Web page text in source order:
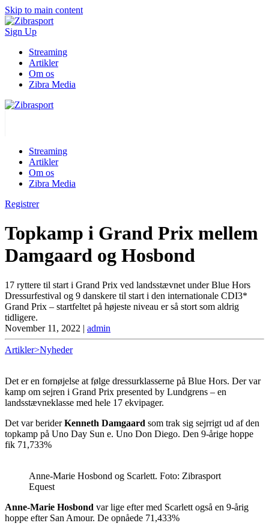
Skip to main content
Sign Up
Streaming
Artikler
Om os
Zibra Media
Streaming
Artikler
Om os
Zibra Media
Registrer
Topkamp i Grand Prix mellem
Damgaard og Hosbond
17 ryttere til start i Grand Prix ved landsstævnet under Blue Hors
Dressurfestival og 9 danskere til start i den internationale CDI3*
Grand Prix – startfeltet på højeste niveau er så stort som aldrig
tidligere.
November 11, 2022 | admin
Artikler>Nyheder
Det er en fornøjelse at følge dressurklasserne på Blue Hors. Der var
kamp om sejren i Grand Prix presented by Lundgrens – en
landsstævneklasse med hele 17 ekvipager.
Det var beriderKenneth Damgaard som trak sig sejrrigt ud af den
topkamp på Uno Day Sun e. Uno Don Diego. Den 9-årige hoppe
fik 71,733%
Anne-Marie Hosbond og Scarlett. Foto: Zibrasport
Equest
Anne-Marie Hosbond var lige efter med Scarlett også en 9-årig
hoppe efter San Amour. De opnåede 71,433%